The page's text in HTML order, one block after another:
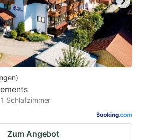
)
1 Schlafzimmer
Zum Angebot